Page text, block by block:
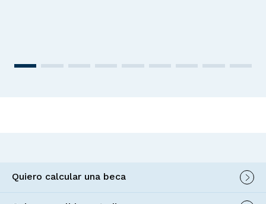
Quiero calcular una beca